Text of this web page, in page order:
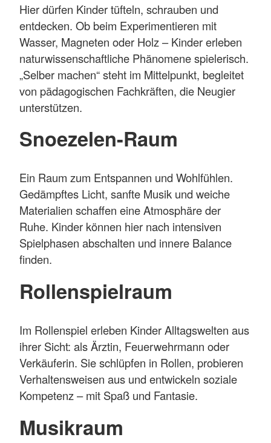
Hier dürfen Kinder tüfteln, schrauben und
entdecken. Ob beim Experimentieren mit
Wasser, Magneten oder Holz – Kinder erleben
naturwissenschaftliche Phänomene spielerisch.
„Selber machen“ steht im Mittelpunkt, begleitet
von pädagogischen Fachkräften, die Neugier
unterstützen.
Snoezelen-Raum
Ein Raum zum Entspannen und Wohlfühlen.
Gedämpftes Licht, sanfte Musik und weiche
Materialien schaffen eine Atmosphäre der
Ruhe. Kinder können hier nach intensiven
Spielphasen abschalten und innere Balance
finden.
Rollenspielraum
Im Rollenspiel erleben Kinder Alltagswelten aus
ihrer Sicht: als Ärztin, Feuerwehrmann oder
Verkäuferin. Sie schlüpfen in Rollen, probieren
Verhaltensweisen aus und entwickeln soziale
Kompetenz – mit Spaß und Fantasie.
Musikraum